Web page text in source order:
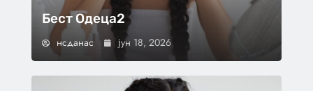
Бест Одеца2
нсданас јун 18, 2026